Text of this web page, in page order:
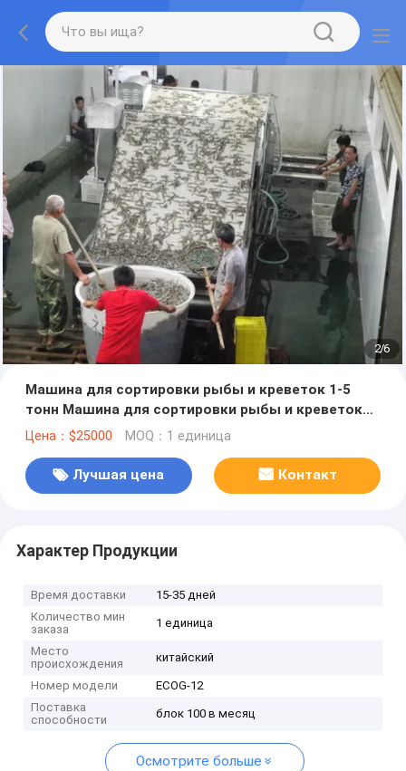
2/6
Машина для сортировки рыбы и креветок 1-5
тонн Машина для сортировки рыбы и креветок
высокая точность сортировки Машина для
Цена：$25000 MOQ：1 единица
Лучшая цена Контакт
Характер Продукции
Время доставки
15-35 дней
Количество мин
заказа
1 единица
Место
происхождения
китайский
Номер модели
ECOG-12
Поставка
способности
блок 100 в месяц
Осмотрите больше